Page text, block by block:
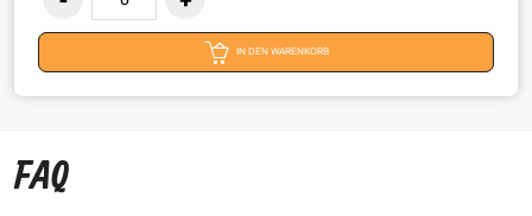
IN DEN WARENKORB
FAQ